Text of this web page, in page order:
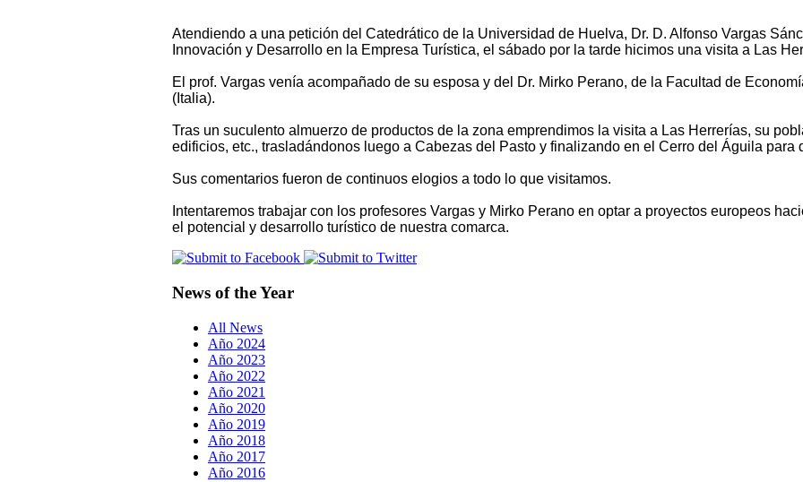
Atendiendo a una petición del Catedrático de la Universidad de Huelva, Dr. D. Alfonso Vargas
Innovación y Desarrollo en la Empresa Turística, el sábado por la tarde hicimos una visita a Las
El prof. Vargas venía acompañado de su esposa y del Dr. Mirko Perano, de la Facultad de
(Italia).
Tras un suculento almuerzo de productos de la zona emprendimos la visita a Las Herrerías, su
edificios, etc., trasladándonos luego a Cabezas del Pasto y finalizando en el Cerro del Águila para
Sus comentarios fueron de continuos elogios a todo lo que visitamos.
Intentaremos trabajar con los profesores Vargas y Mirko Perano en optar a proyectos europeos
el potencial y desarrollo turístico de nuestra comarca.
News of the Year
All News
Año 2024
Año 2023
Año 2022
Año 2021
Año 2020
Año 2019
Año 2018
Año 2017
Año 2016